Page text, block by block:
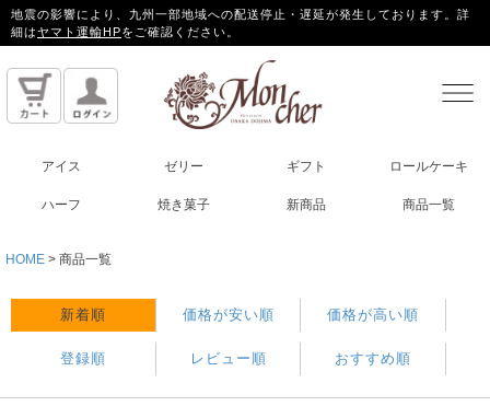
地震の影響により、九州一部地域への配送停止・遅延が発生しております。詳
細はヤマト運輸HPをご確認ください。
アイス ゼリー ギフト ロールケーキ
ハーフ 焼き菓子 新商品 商品一覧
HOME 商品一覧
新着順 価格が安い順 価格が高い順
登録順 レビュー順 おすすめ順